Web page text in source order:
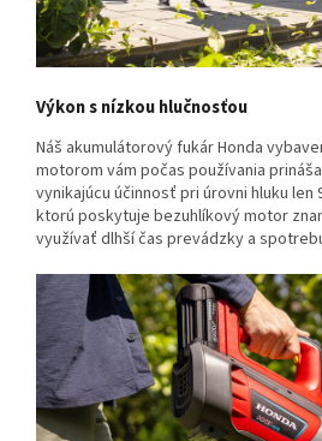
Výkon s nízkou hlučnosťou
Náš akumulátorový fukár Honda
motorom vám počas používania
vynikajúcu účinnosť pri úrovni hluku len
ktorú poskytuje bezuhlíkový motor
využívať dlhší čas prevádzky a